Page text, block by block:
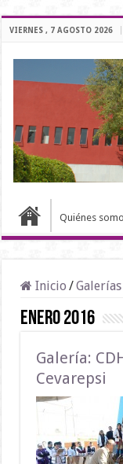
VIERNES , 7 AGOSTO 2026
Quiénes
Inicio /Galerías
Enero 2016
Galería:
Cevarepsi